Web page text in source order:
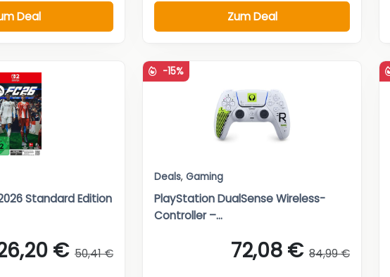
Deal Zum Deal
2026 Standard Edition
€ 50,41 €
-15%
Deals, Gaming
PlayStation DualSense Wireless-
Controller –...
72,08 € 84,99 €